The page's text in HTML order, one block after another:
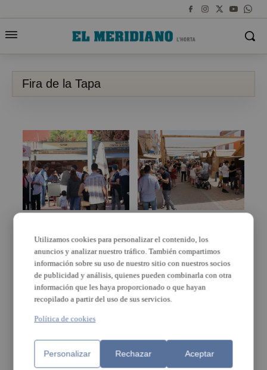
Fira de la Tapa
de setmana
de la Tapa i el Comerç
Aldaia celebra una Fira
de la Tapa de récord
La Fira de la Tapa
Utilizamos cookies para personalizar el contenido, los
anuncios y analizar nuestro tráfico. También compartimos
información sobre su uso de nuestro sitio con nuestros socios
de publicidad y análisis, quienes pueden combinarla con otra
información que les haya proporcionado o que hayan
recopilado a partir del uso de sus servicios.
Política de cookies
Personalizar Rechazar Aceptar